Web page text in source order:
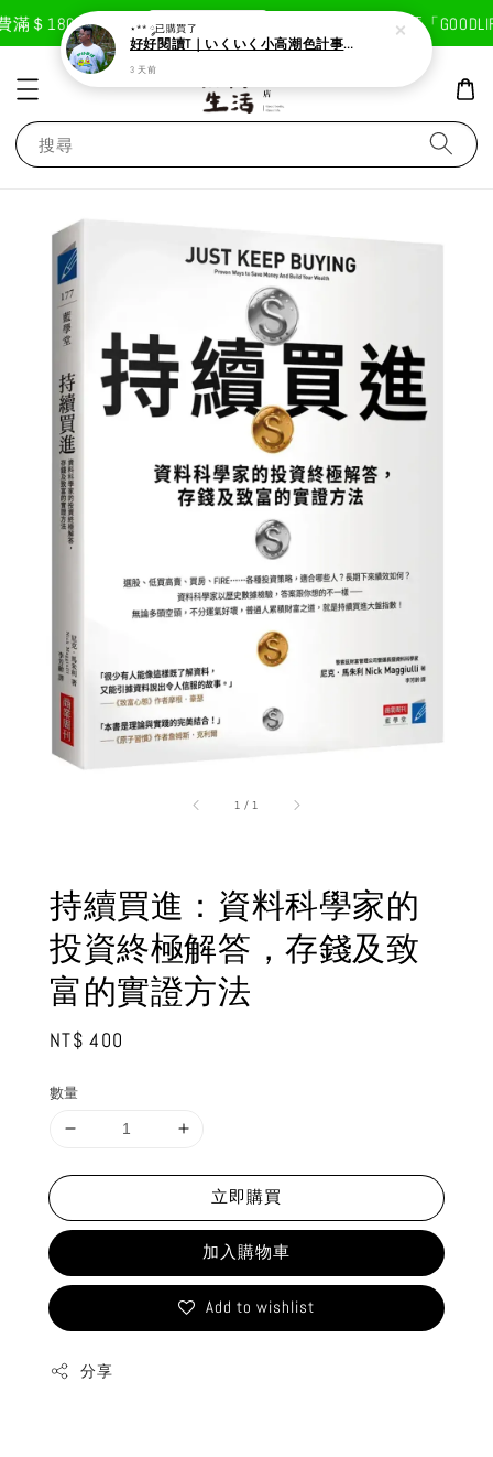
＄1800免運費 現在去購物！ 首次註冊輸入折扣碼「
搜尋
1 / 1
持續買進：資料科學家的
投資終極解答，存錢及致
富的實證方法
Regular
NT$ 400
數量
立即購買
加入購物車
Add to wishlist
分享
⋆** ༘已購買了
好好閱讀T｜いくいく小高潮色計事務所X好好生活書店聯名款
3 天前